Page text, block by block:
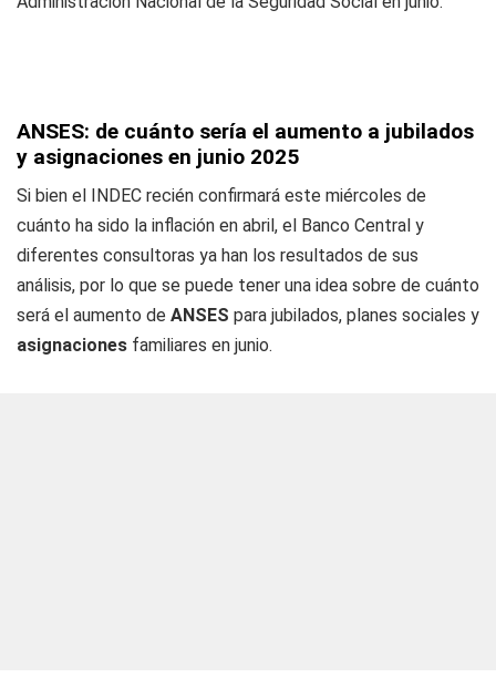
ANSES: de cuánto sería el aumento a jubilados
y asignaciones en junio 2025
Si bien el INDEC recién confirmará este miércoles de
cuánto ha sido la inflación en abril, el Banco Central y
diferentes consultoras ya han los resultados de sus
análisis, por lo que se puede tener una idea sobre de cuánto
será el aumento de ANSES para jubilados, planes sociales y
asignaciones familiares en junio.